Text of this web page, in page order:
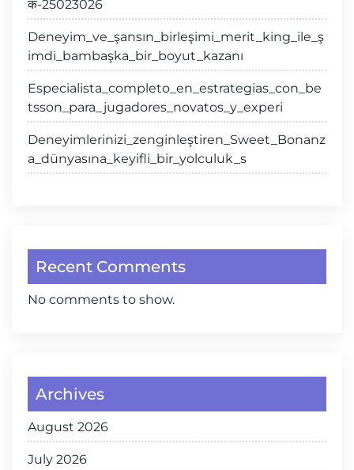
क-25023026
Deneyim_ve_şansın_birleşimi_merit_king_ile_ş
imdi_bambaşka_bir_boyut_kazanı
Especialista_completo_en_estrategias_con_be
tsson_para_jugadores_novatos_y_experi
Deneyimlerinizi_zenginleştiren_Sweet_Bonanz
a_dünyasına_keyifli_bir_yolculuk_s
Recent Comments
No comments to show.
Archives
August 2026
July 2026